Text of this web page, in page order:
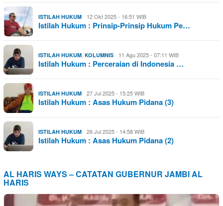
ISTILAH HUKUM 12 Okt 2025 - 16:51 WIB
Istilah Hukum : Prinsip-Prinsip Hukum Pe…
ISTILAH HUKUM, KOLUMNIS 11 Agu 2025 - 07:11 WIB
Istilah Hukum : Perceraian di Indonesia …
ISTILAH HUKUM 27 Jul 2025 - 15:25 WIB
Istilah Hukum : Asas Hukum Pidana (3)
ISTILAH HUKUM 26 Jul 2025 - 14:58 WIB
Istilah Hukum : Asas Hukum Pidana (2)
AL HARIS WAYS – CATATAN GUBERNUR JAMBI AL
HARIS